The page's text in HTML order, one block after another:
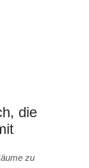
die
zu